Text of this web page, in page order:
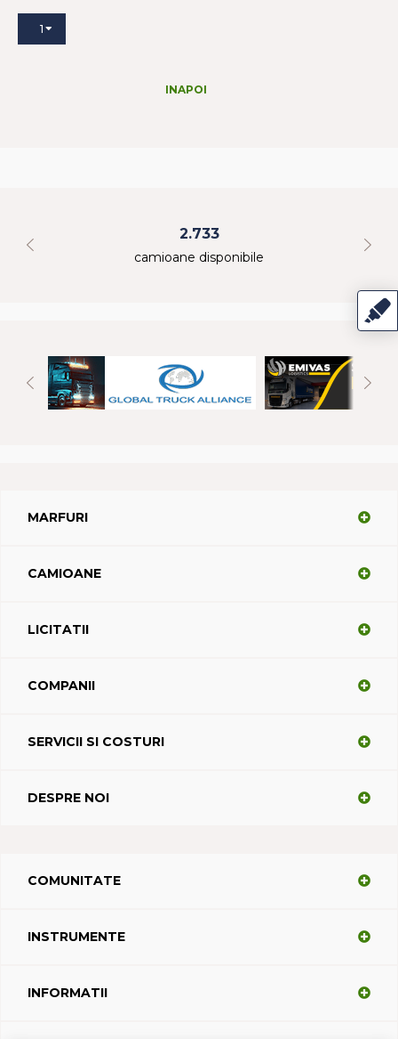
1
INAPOI
2.733
camioane disponibile
MARFURI
CAMIOANE
LICITATII
COMPANII
SERVICII SI COSTURI
DESPRE NOI
COMUNITATE
INSTRUMENTE
INFORMATII